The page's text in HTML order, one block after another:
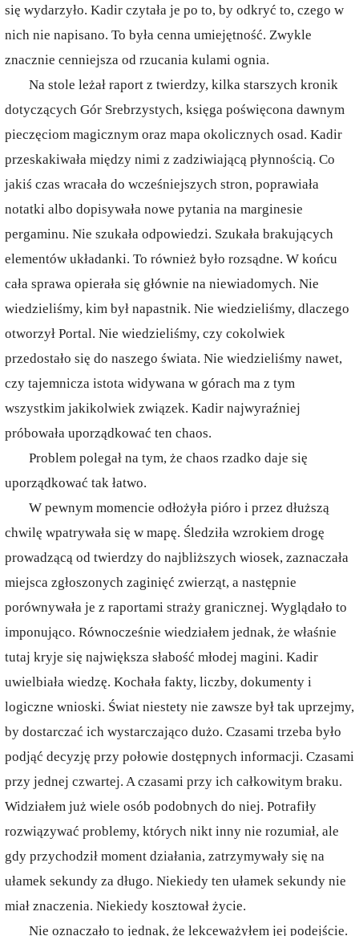
się wydarzyło. Kadir czytała je po to, by odkryć to, czego w
nich nie napisano. To była cenna umiejętność. Zwykle
znacznie cenniejsza od rzucania kulami ognia.
Na stole leżał raport z twierdzy, kilka starszych kronik
dotyczących Gór Srebrzystych, księga poświęcona dawnym
pieczęciom magicznym oraz mapa okolicznych osad. Kadir
przeskakiwała między nimi z zadziwiającą płynnością. Co
jakiś czas wracała do wcześniejszych stron, poprawiała
notatki albo dopisywała nowe pytania na marginesie
pergaminu. Nie szukała odpowiedzi. Szukała brakujących
elementów układanki. To również było rozsądne. W końcu
cała sprawa opierała się głównie na niewiadomych. Nie
wiedzieliśmy, kim był napastnik. Nie wiedzieliśmy, dlaczego
otworzył Portal. Nie wiedzieliśmy, czy cokolwiek
przedostało się do naszego świata. Nie wiedzieliśmy nawet,
czy tajemnicza istota widywana w górach ma z tym
wszystkim jakikolwiek związek. Kadir najwyraźniej
próbowała uporządkować ten chaos.
Problem polegał na tym, że chaos rzadko daje się
uporządkować tak łatwo.
W pewnym momencie odłożyła pióro i przez dłuższą
chwilę wpatrywała się w mapę. Śledziła wzrokiem drogę
prowadzącą od twierdzy do najbliższych wiosek, zaznaczała
miejsca zgłoszonych zaginięć zwierząt, a następnie
porównywała je z raportami straży granicznej. Wyglądało to
imponująco. Równocześnie wiedziałem jednak, że właśnie
tutaj kryje się największa słabość młodej magini. Kadir
uwielbiała wiedzę. Kochała fakty, liczby, dokumenty i
logiczne wnioski. Świat niestety nie zawsze był tak uprzejmy,
by dostarczać ich wystarczająco dużo. Czasami trzeba było
podjąć decyzję przy połowie dostępnych informacji. Czasami
przy jednej czwartej. A czasami przy ich całkowitym braku.
Widziałem już wiele osób podobnych do niej. Potrafiły
rozwiązywać problemy, których nikt inny nie rozumiał, ale
gdy przychodził moment działania, zatrzymywały się na
ułamek sekundy za długo. Niekiedy ten ułamek sekundy nie
miał znaczenia. Niekiedy kosztował życie.
Nie oznaczało to jednak, że lekceważyłem jej podejście.